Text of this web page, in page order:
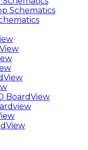
Schematics
BoardView